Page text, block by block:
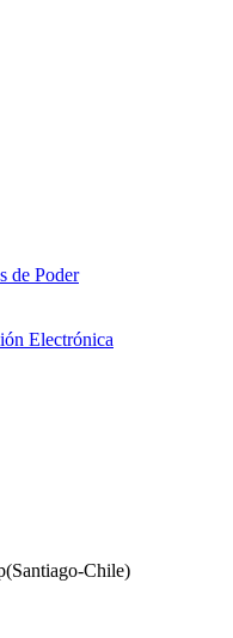
de Poder
Electrónica
Chile)